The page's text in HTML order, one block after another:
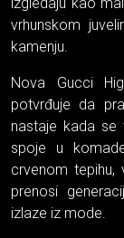
vrhunskom
kamenju.
Nova Gucci
potvrđuje da
nastaje kada se
spoje u
crvenom
prenosi
izlaze iz mode.